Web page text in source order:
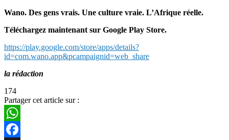
Wano. Des gens vrais. Une culture vraie. L’Afrique réelle.
Téléchargez maintenant sur Google Play Store.
https://play.google.com/store/apps/details?
id=com.wano.app&pcampaignid=web_share
la rédaction
174
Partager cet article sur :
WhatsApp